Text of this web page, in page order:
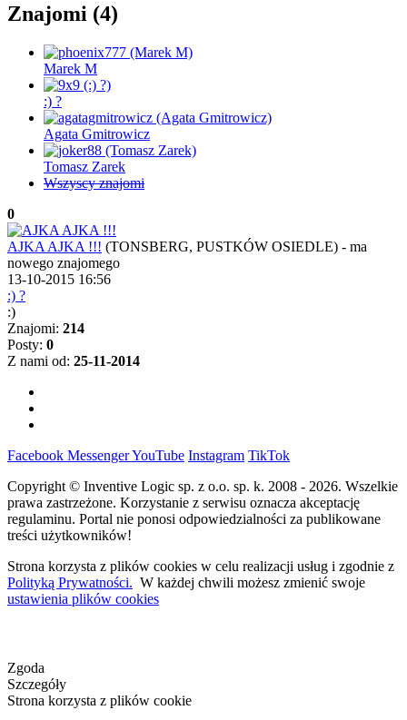
Znajomi (4)
Marek M
:) ?
Agata Gmitrowicz
Tomasz Zarek
Wszyscy znajomi
0
AJKA AJKA !!! (TONSBERG, PUSTKÓW OSIEDLE) - ma
nowego znajomego
13-10-2015 16:56
:) ?
:)
Znajomi: 214
Posty: 0
Z nami od: 25-11-2014
Facebook MessengerYouTube Instagram TikTok
Copyright © Inventive Logic sp. z o.o. sp. k. 2008 - 2026. Wszelkie
prawa zastrzeżone. Korzystanie z serwisu oznacza akceptację
regulaminu. Portal nie ponosi odpowiedzialności za publikowane
treści użytkowników!
Strona korzysta z plików cookies w celu realizacji usług i zgodnie z
Polityką Prywatności. W każdej chwili możesz zmienić swoje
ustawienia plików cookies
Zgoda
Szczegóły
Strona korzysta z plików cookie